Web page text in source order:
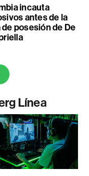
incauta
antes de la
posesión de De
Línea